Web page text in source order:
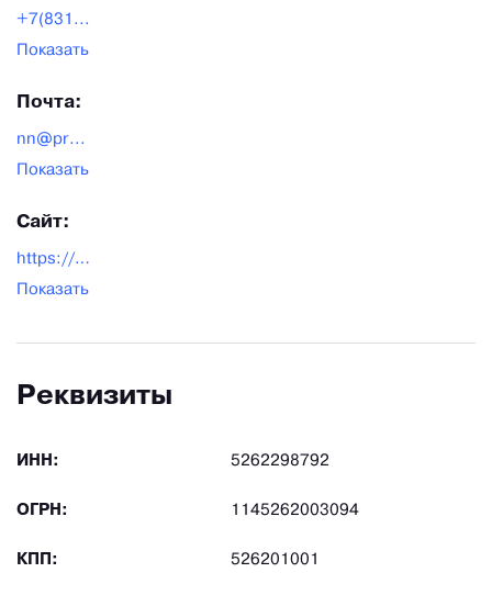
+7(831...
Показать
Почта:
nn@pr...
Показать
Сайт:
https://promsnabregion.ru/
Показать
Реквизиты
ИНН: 5262298792
ОГРН: 1145262003094
КПП: 526201001